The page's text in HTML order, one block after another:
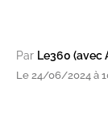
Par Le360 (avec
Le 24/06/2024 à